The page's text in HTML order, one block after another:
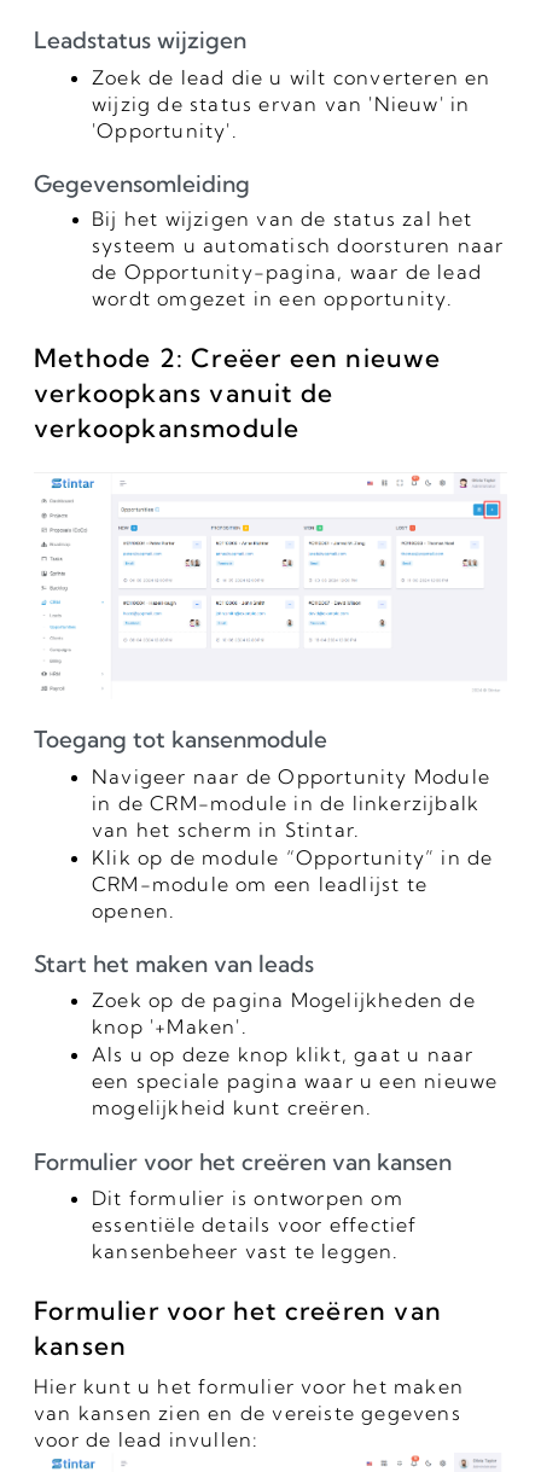
Leadstatus wijzigen
Zoek de lead die u wilt converteren en
wijzig de status ervan van 'Nieuw' in
'Opportunity'.
Gegevensomleiding
Bij het wijzigen van de status zal het
systeem u automatisch doorsturen naar
de Opportunity-pagina, waar de lead
wordt omgezet in een opportunity.
Methode 2: Creëer een nieuwe
verkoopkans vanuit de
verkoopkansmodule
Toegang tot kansenmodule
Navigeer naar de Opportunity Module
in de CRM-module in de linkerzijbalk
van het scherm in Stintar.
Klik op de module “Opportunity” in de
CRM-module om een leadlijst te
openen.
Start het maken van leads
Zoek op de pagina Mogelijkheden de
knop '+Maken'.
Als u op deze knop klikt, gaat u naar
een speciale pagina waar u een nieuwe
mogelijkheid kunt creëren.
Formulier voor het creëren van kansen
Dit formulier is ontworpen om
essentiële details voor effectief
kansenbeheer vast te leggen.
Formulier voor het creëren van
kansen
Hier kunt u het formulier voor het maken
van kansen zien en de vereiste gegevens
voor de lead invullen: